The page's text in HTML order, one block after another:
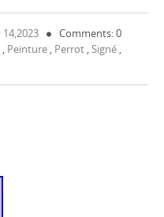
Comments: 0
, Peinture , Perrot ,Signé ,